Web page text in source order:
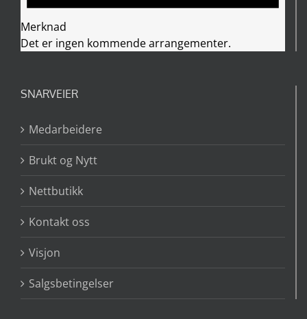
Merknad
Det er ingen kommende arrangementer.
SNARVEIER
Medarbeidere
Brukt og Nytt
Nettbutikk
Kontakt oss
Visjon
Salgsbetingelser